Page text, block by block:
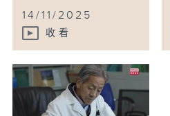
14/11/2025
收看